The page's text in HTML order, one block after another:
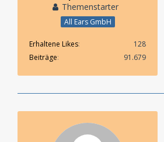
Themenstarter
All Ears GmbH
Erhaltene Likes
128
Beiträge
91.679